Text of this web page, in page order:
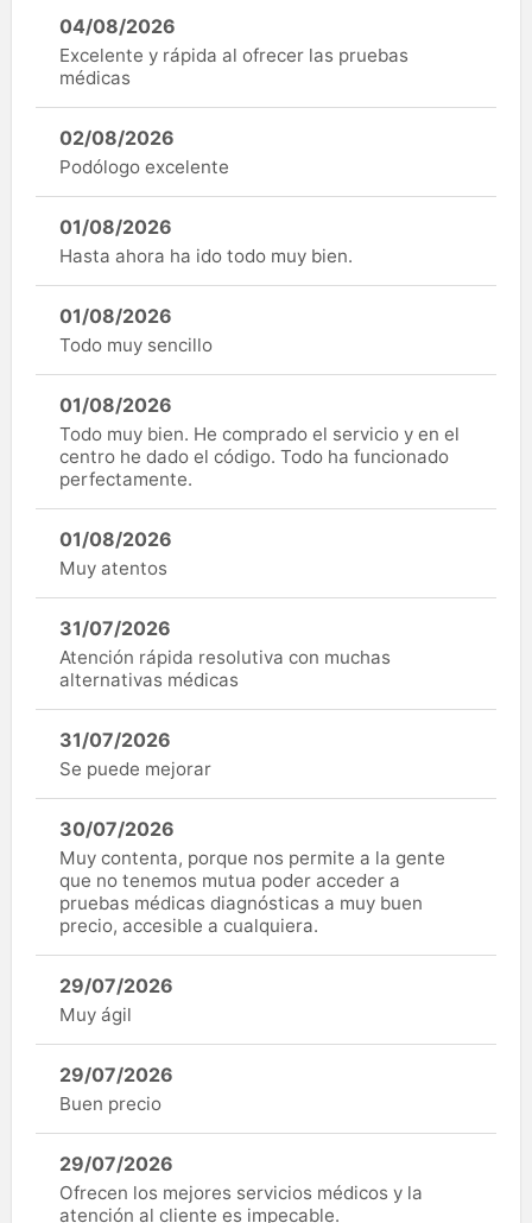
04/08/2026
Excelente y rápida al ofrecer las pruebas
médicas
02/08/2026
Podólogo excelente
01/08/2026
Hasta ahora ha ido todo muy bien.
01/08/2026
Todo muy sencillo
01/08/2026
Todo muy bien. He comprado el servicio y en el
centro he dado el código. Todo ha funcionado
perfectamente.
01/08/2026
Muy atentos
31/07/2026
Atención rápida resolutiva con muchas
alternativas médicas
31/07/2026
Se puede mejorar
30/07/2026
Muy contenta, porque nos permite a la gente
que no tenemos mutua poder acceder a
pruebas médicas diagnósticas a muy buen
precio, accesible a cualquiera.
29/07/2026
Muy ágil
29/07/2026
Buen precio
29/07/2026
Ofrecen los mejores servicios médicos y la
atención al cliente es impecable.